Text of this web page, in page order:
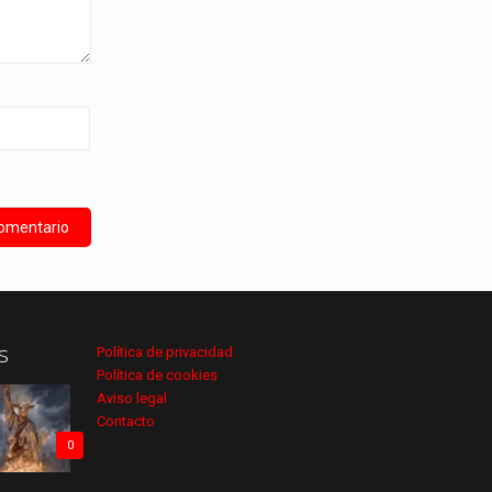
0
Política de privacidad
Política de cookies
Aviso legal
Contacto